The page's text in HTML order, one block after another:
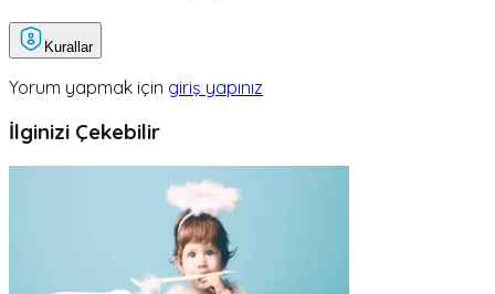
Kurallar
Yorum yapmak için giriş yapınız
İlginizi Çekebilir